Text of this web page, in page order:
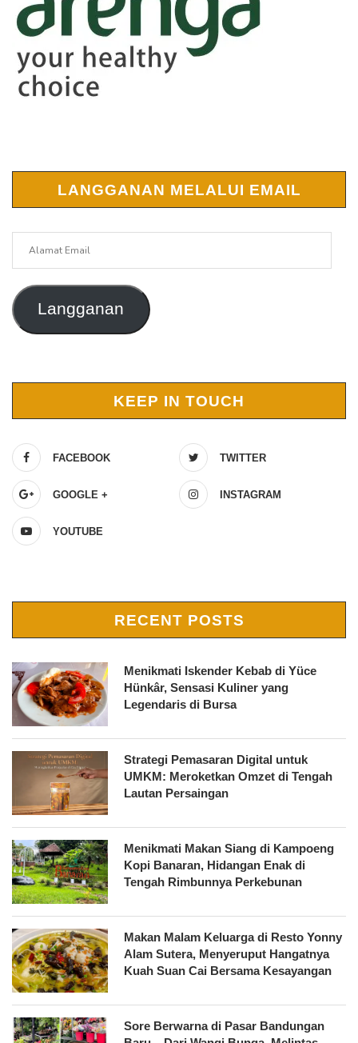
LANGGANAN MELALUI EMAIL
Langganan
KEEP IN TOUCH
FACEBOOK TWITTER
GOOGLE + INSTAGRAM
YOUTUBE
RECENT POSTS
Menikmati Iskender Kebab di Yüce
Hünkâr, Sensasi Kuliner yang
Legendaris di Bursa
Strategi Pemasaran Digital untuk
UMKM: Meroketkan Omzet di Tengah
Lautan Persaingan
Menikmati Makan Siang di Kampoeng
Kopi Banaran, Hidangan Enak di
Tengah Rimbunnya Perkebunan
Makan Malam Keluarga di Resto Yonny
Alam Sutera, Menyeruput Hangatnya
Kuah Suan Cai Bersama Kesayangan
Sore Berwarna di Pasar Bandungan